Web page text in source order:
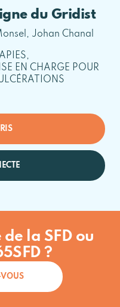
du Gridist
Johan Chanal
EN CHARGE POUR
la SFD ou
?